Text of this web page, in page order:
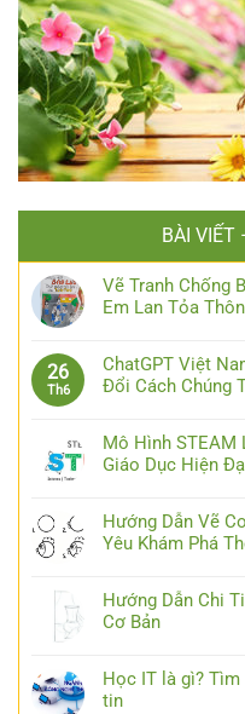
BÀI VIẾT
Vẽ Tranh Chống
Em Lan Tỏa
26
Th6
ChatGPT Việt
Đổi Cách Chúng
Mô Hình STEAM
Giáo Dục Hiện
Hướng Dẫn Vẽ
Yêu Khám Phá
Hướng Dẫn Chi
Cơ Bản
Học IT là gì? Tìm
tin